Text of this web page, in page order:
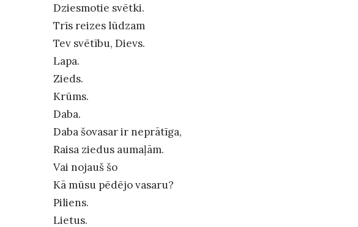
Dziesmotie svētki.
Trīs reizes lūdzam
Tev svētību, Dievs.
Lapa.
Zieds.
Krūms.
Daba.
Daba šovasar ir neprātīga,
Raisa ziedus aumaļām.
Vai nojauš šo
Kā mūsu pēdējo vasaru?
Piliens.
Lietus.